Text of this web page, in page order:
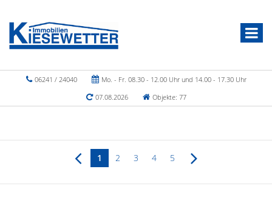
06241 / 24040
Mo. - Fr. 08.30 - 12.00 Uhr und 14.00 - 17.30 Uhr
07.08.2026
Objekte: 77
1 2 3 4 5